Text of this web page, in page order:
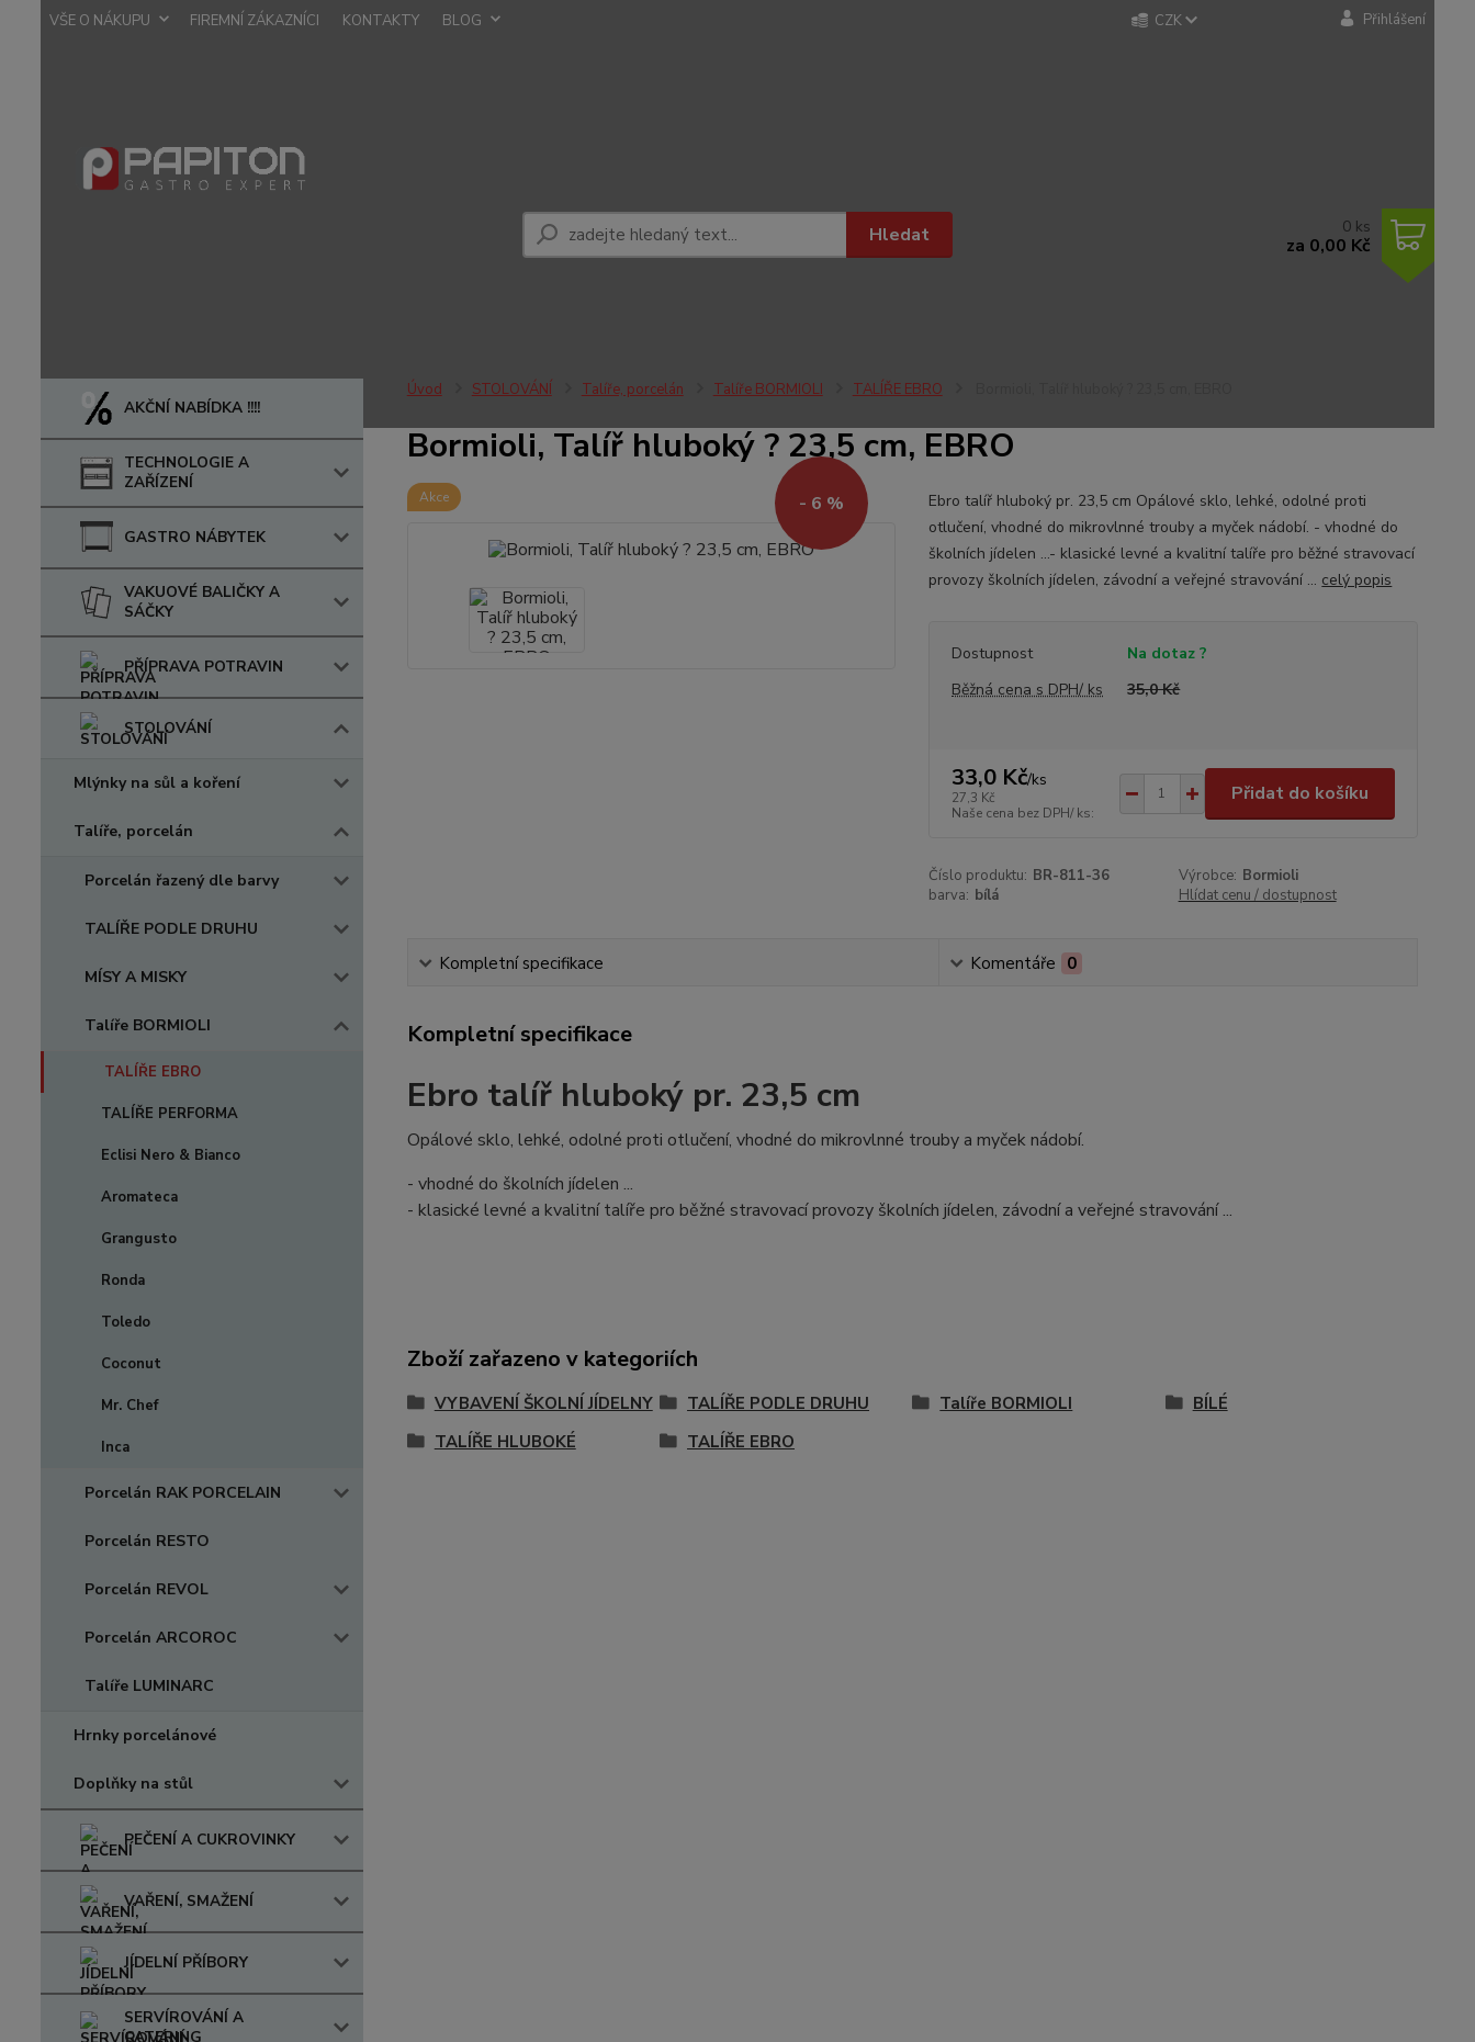
VŠE O NÁKUPU FIREMNÍ ZÁKAZNÍCI KONTAKTY BLOG CZK Přihlášení
Hledat 0 ks
za 0,00 Kč
AKČNÍ NABÍDKA !!!!
TECHNOLOGIE A
ZAŘÍZENÍ
GASTRO NÁBYTEK
VAKUOVÉ BALIČKY A
SÁČKY
PŘÍPRAVA POTRAVIN
STOLOVÁNÍ
Mlýnky na sůl a koření
Talíře, porcelán
Porcelán řazený dle barvy
TALÍŘE PODLE DRUHU
MÍSY A MISKY
Talíře BORMIOLI
TALÍŘE EBRO
TALÍŘE PERFORMA
Eclisi Nero & Bianco
Aromateca
Grangusto
Ronda
Toledo
Coconut
Mr. Chef
Inca
Porcelán RAK PORCELAIN
Porcelán RESTO
Porcelán REVOL
Porcelán ARCOROC
Talíře LUMINARC
Hrnky porcelánové
Doplňky na stůl
PEČENÍ A CUKROVINKY
VAŘENÍ, SMAŽENÍ
JÍDELNÍ PŘÍBORY
SERVÍROVÁNÍ A
CATERING
Úvod STOLOVÁNÍ Talíře, porcelán Talíře BORMIOLI TALÍŘE EBRO
Bormioli, Talíř hluboký ? 23,5 cm, EBRO
Akce - 6 %
Ebro talíř hluboký pr. 23,5 cm Opálové sklo, lehké, odolné proti
otlučení, vhodné do mikrovlnné trouby a myček nádobí. - vhodné do
školních jídelen ...- klasické levné a kvalitní talíře pro běžné stravovací
provozy školních jídelen, závodní a veřejné stravování ... celý popis
Dostupnost
Na dotaz ?
Běžná cena s DPH/ ks
35,0 Kč
33,0 Kč/ks
27,3 Kč
Naše cena bez DPH/ ks:
Přidat do košíku
Číslo produktu: BR-811-36 Výrobce: Bormioli
barva: bílá Hlídat cenu / dostupnost
Kompletní specifikace Komentáře 0
Kompletní specifikace
Ebro talíř hluboký pr. 23,5 cm
Opálové sklo, lehké, odolné proti otlučení, vhodné do mikrovlnné trouby a myček nádobí.
- vhodné do školních jídelen ...
- klasické levné a kvalitní talíře pro běžné stravovací provozy školních jídelen, závodní a veřejné stravování ...
Zboží zařazeno v kategoriích
VYBAVENÍ ŠKOLNÍ JÍDELNY TALÍŘE PODLE DRUHU Talíře BORMIOLI
BÍLÉ
TALÍŘE HLUBOKÉ
TALÍŘE EBRO